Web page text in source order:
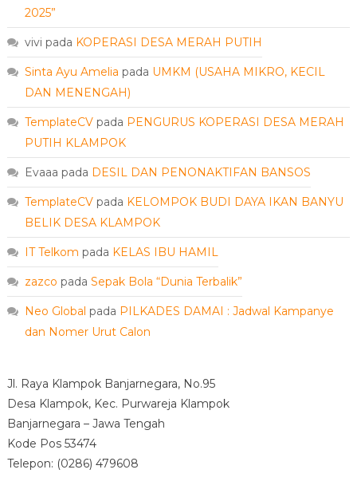
2025”
vivi pada KOPERASI DESA MERAH PUTIH
Sinta Ayu Amelia pada UMKM (USAHA MIKRO, KECIL
DAN MENENGAH)
TemplateCVpada PENGURUS KOPERASI DESA MERAH
PUTIH KLAMPOK
Evaaa pada DESIL DAN PENONAKTIFAN BANSOS
TemplateCVpada KELOMPOK BUDI DAYA IKAN BANYU
BELIK DESA KLAMPOK
IT Telkom pada KELAS IBU HAMIL
zazco pada Sepak Bola “Dunia Terbalik”
Neo Global pada PILKADES DAMAI : Jadwal Kampanye
dan Nomer Urut Calon
Jl. Raya Klampok Banjarnegara, No.95
Desa Klampok, Kec. Purwareja Klampok
Banjarnegara – Jawa Tengah
Kode Pos 53474
Telepon: (0286) 479608